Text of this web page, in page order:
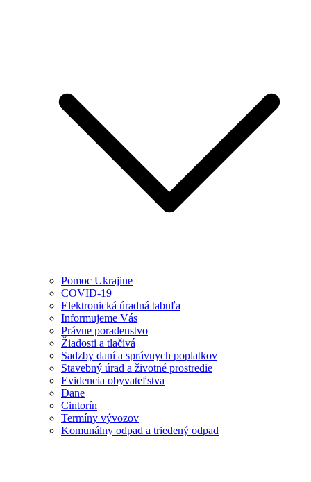
Pomoc Ukrajine
COVID-19
Elektronická úradná tabuľa
Informujeme Vás
Právne poradenstvo
Žiadosti a tlačivá
Sadzby daní a správnych poplatkov
Stavebný úrad a životné prostredie
Evidencia obyvateľstva
Dane
Cintorín
Termíny vývozov
Komunálny odpad a triedený odpad